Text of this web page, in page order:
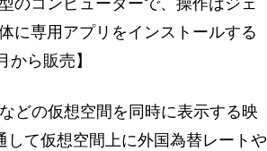
のコンピューターで、操作はジェ
に専用アプリをインストールする
ら販売】
どの仮想空間を同時に表示する映
て仮想空間上に外国為替レートや